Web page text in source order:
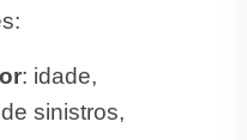
: idade,
sinistros,